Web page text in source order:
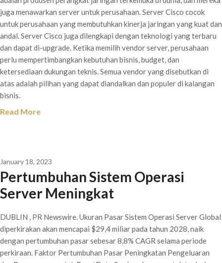
juga menawarkan server untuk perusahaan. Server Cisco cocok
untuk perusahaan yang membutuhkan kinerja jaringan yang kuat dan
andal. Server Cisco juga dilengkapi dengan teknologi yang terbaru
dan dapat di-upgrade. Ketika memilih vendor server, perusahaan
perlu mempertimbangkan kebutuhan bisnis, budget, dan
ketersediaan dukungan teknis. Semua vendor yang disebutkan di
atas adalah pilihan yang dapat diandalkan dan populer di kalangan
bisnis.
Read More
January 18, 2023
Pertumbuhan Sistem Operasi
Server Meningkat
DUBLIN , PR Newswire. Ukuran Pasar Sistem Operasi Server Global
diperkirakan akan mencapai $29,4 miliar pada tahun 2028, naik
dengan pertumbuhan pasar sebesar 8,8% CAGR selama periode
perkiraan. Faktor Pertumbuhan Pasar Peningkatan Pengeluaran